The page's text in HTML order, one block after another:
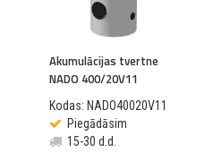
Akumulācijas tvertne
NADO 400/20V11
Kodas: NADO40020V11
Piegādāsim
15-30 d.d.